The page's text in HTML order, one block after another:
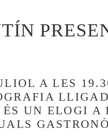
A LES
UN ELOGI